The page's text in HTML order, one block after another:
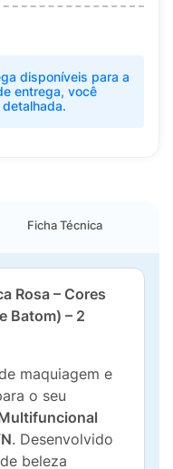
disponíveis para a
entrega, você
Ficha Técnica
Rosa – Cores
Batom) – 2
maquiagem e
o seu
. Desenvolvido
beleza